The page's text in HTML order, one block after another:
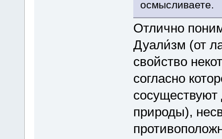
осмысливаете.
Отлично
Дуали́зм (от
свойство
согласно
природы),